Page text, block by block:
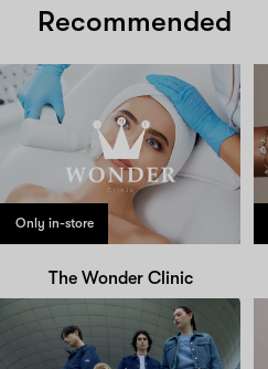
Recommended
Only in-store
The Wonder Clinic